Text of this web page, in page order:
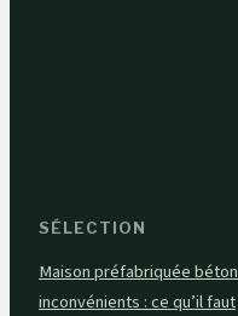
SÉLECTION
Maison préfabriquée béton
inconvénients : ce qu’il faut